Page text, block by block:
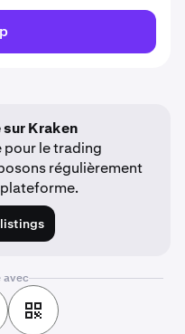
sur Kraken
pour le trading
régulièrement
listings
avec